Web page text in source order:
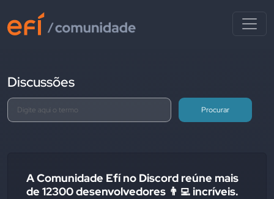
Discussões
Procurar
A Comunidade Efí no Discord reúne mais
de 12300 desenvolvedores 👨‍💻 incríveis.